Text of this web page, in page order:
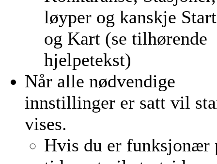
løyper og kanskje
og Kart (se tilhørende
hjelpetekst)
Når alle nødvendige
innstillinger er satt vil
vises.
Hvis du er funksjonær